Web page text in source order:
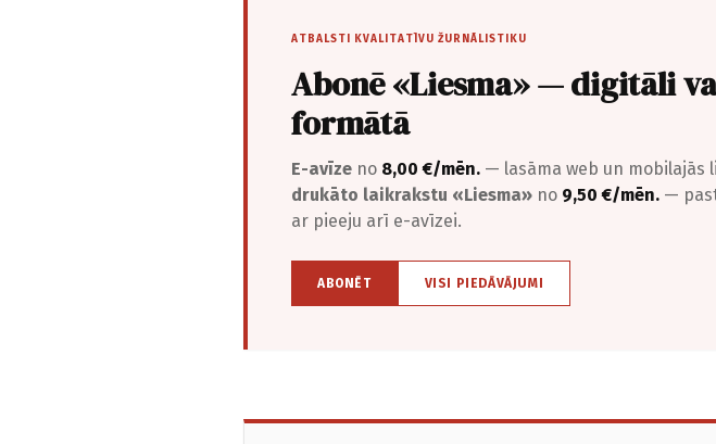
ATBALSTI KVALITATĪVU ŽURNĀLISTIKU
Abonē «Liesma» — digitāli
formātā
E-avīze no 8,00 €/mēn. — lasāma web un mobilajās
drukāto laikrakstu «Liesma» no 9,50 €/mēn. —
ar pieeju arī e-avīzei.
ABONĒT VISI PIEDĀVĀJUMI